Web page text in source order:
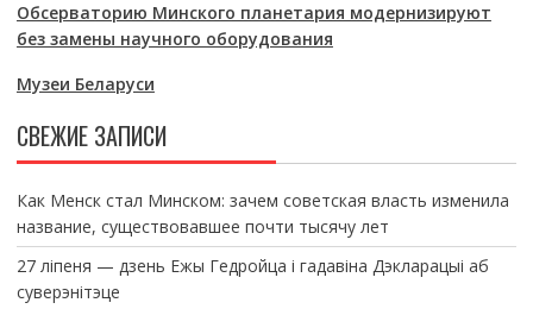
Обсерваторию Минского планетария модернизируют
без замены научного оборудования
Музеи Беларуси
СВЕЖИЕ ЗАПИСИ
Как Менск стал Минском: зачем советская власть изменила
название, существовавшее почти тысячу лет
27 ліпеня — дзень Ежы Гедройца і гадавіна Дэкларацыі аб
суверэнітэце